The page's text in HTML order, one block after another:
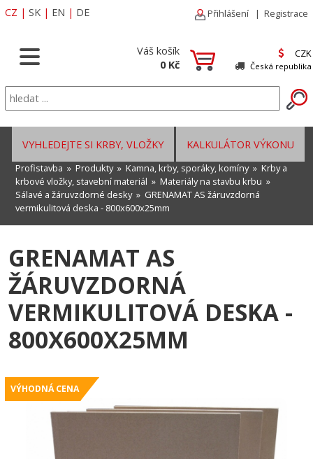
CZ | SK | EN | DE Přihlášení | Registrace
Váš košík
0 Kč
CZK
Česká republika
KALKULÁTOR VÝKONU
VYHLEDEJTE SI KRBY, VLOŽKY
Profistavba » Produkty» Kamna, krby, sporáky, komíny» Krby a
krbové vložky, stavební materiál » Materiály na stavbu krbu »
Sálavé a žáruvzdorné desky» GRENAMAT AS žáruvzdorná
vermikulitová deska - 800x600x25mm
GRENAMAT AS
ŽÁRUVZDORNÁ
VERMIKULITOVÁ DESKA -
800X600X25MM
VÝHODNÁ CENA